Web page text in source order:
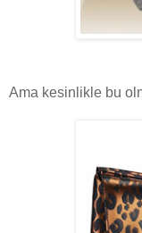
Ama kesinlikle bu